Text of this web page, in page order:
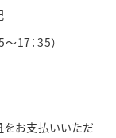
17：35）
をお支払いいただ